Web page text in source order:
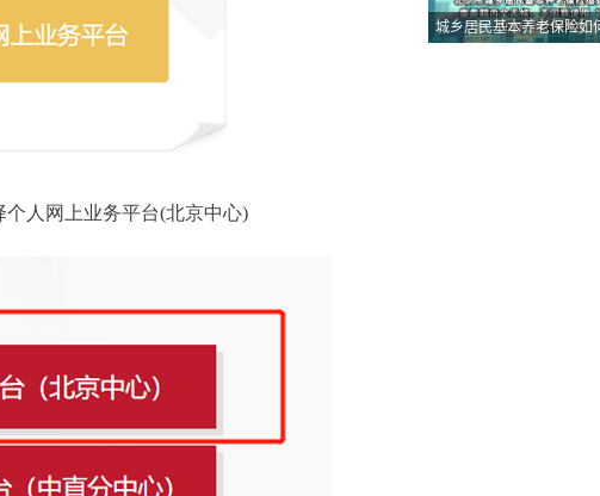
人网上业务平台(北京中心)